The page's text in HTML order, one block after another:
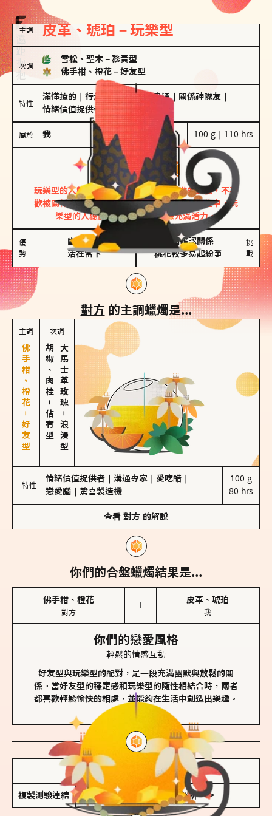
主調 皮革、琥珀－玩樂型
次調
雪松、聖木 － 務實型
佛手柑、橙花 － 好友型
特性
滿懂撩的 行走的發電機｜ 計畫通｜ 關係神隊友
情緒價值提供者
屬於 我 100 g｜110 hrs
玩樂型
皮革、琥珀
玩樂型的人熱情洋溢，視戀愛為一場刺激的遊戲，不喜
歡被關係中的限制綑綁。無論是約會中還是交往中，玩
樂型的人總能帶來樂趣，讓關係充滿活力。
優
勢
幽默風趣
活在當下
害怕確認關係
桃花較多易起紛爭
挑
戰
對方 的主調蠟燭是...
主調
佛手柑、橙花－好友型
次調
胡椒、肉桂
－
佔有型
大馬士革玫瑰
－
浪漫型
特性
情緒價值提供者 溝通專家 愛吃醋
戀愛腦
驚喜製造機
100 g
80 hrs
查看 對方 的解說
你們的合盤蠟燭結果是...
佛手柑、橙花
對方
＋
皮革、琥珀
我
你們的戀愛風格
輕鬆的情感互動
好友型與玩樂型的配對，是一段充滿幽默與放鬆的關
係。當好友型的穩定感和玩樂型的隨性相結合時，兩者
都喜歡輕鬆愉快的相處，並能夠在生活中創造出樂趣。
儲存我的結果圖
複製測驗連結 查看香氛類型全解析 >>>